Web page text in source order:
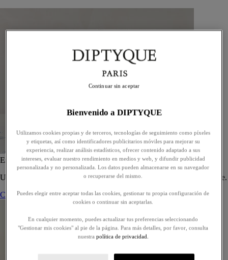
Estuche de 5 eaux de toilette - Para componer
Un estuche a medida de cinco eaux de toilette, para regalar o regalarse.
Componer su estuche
Bienvenido a DIPTYQUE
Utilizamos cookies propias y de terceros, tecnologías de seguimiento como píxeles
y etiquetas, así como identificadores publicitarios móviles para mejorar su
experiencia, realizar análisis estadísticos, ofrecer contenido adaptado a sus
intereses, evaluar nuestro rendimiento en medios y web, y difundir publicidad
personalizada y no personalizada. Los datos pueden almacenarse en su navegador
o recuperarse del mismo.
Puedes elegir entre aceptar todas las cookies, gestionar tu propia configuración de
cookies o continuar sin aceptarlas.
En cualquier momento, puedes actualizar tus preferencias seleccionando
"Gestionar mis cookies" al pie de la página. Para más detalles, por favor, consulta
nuestra política de privacidad.
Continuar sin aceptar